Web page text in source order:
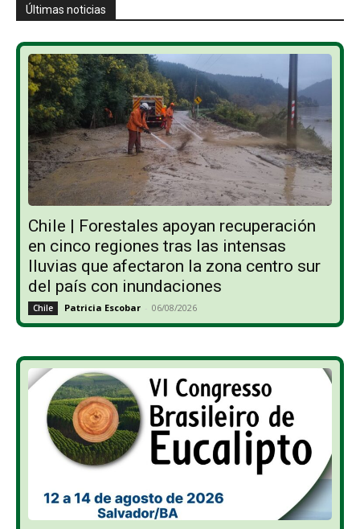
Últimas noticias
Chile | Forestales apoyan recuperación
en cinco regiones tras las intensas
lluvias que afectaron la zona centro sur
del país con inundaciones
Chile Patricia Escobar - 06/08/2026